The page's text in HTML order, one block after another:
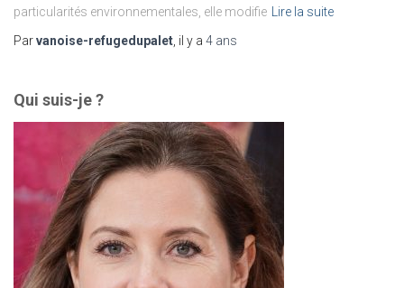
particularités environnementales, elle modifie
Lire la suite
Parvanoise-refugedupalet , il y a 4 ans
Qui suis-je ?